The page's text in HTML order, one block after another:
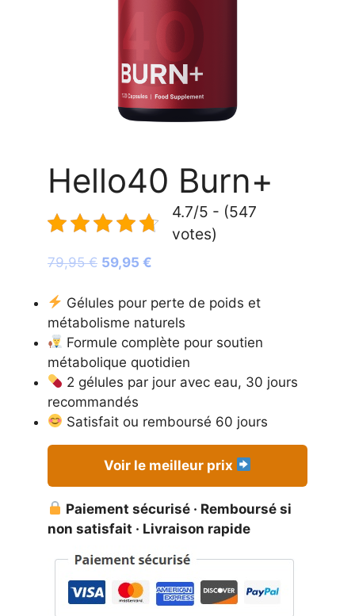
Hello40 Burn+
4.7/5 - (547
votes)
79,95€ Le
initial
était :
79,95 €.
59,95 €
actuel
est :
59,95 €.
Gélules pour perte de poids et
métabolisme naturels
Formule complète pour soutien
métabolique quotidien
2 gélules par jour avec eau, 30 jours
recommandés
Satisfait ou remboursé 60 jours
Voir le meilleur prix
Paiement sécurisé · Remboursé si
non satisfait · Livraison rapide